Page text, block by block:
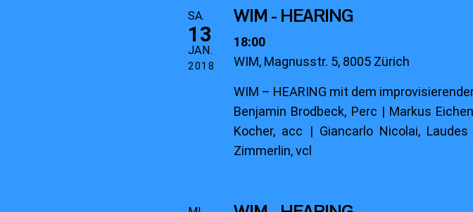
SA.
13
JAN.
2018
WIM - HEARING
18:00
WIM, Magnusstr. 5, 8005 Zürich
WIM – HEARING mit dem
Benjamin Brodbeck, Perc | Markus
Kocher, acc | Giancarlo Nicolai,
Zimmerlin, vcl